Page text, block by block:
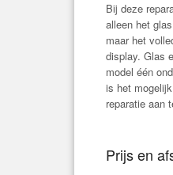
Bij deze
alleen het
maar het
display. Glas
model één
is het
reparatie aan
Prijs en